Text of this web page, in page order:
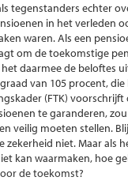
tegenstanders echter
in het verleden
waren. Als een
om de toekomstige
daarmee de beloftes
van 105 procent,
(FTK) voorschrijft
te garanderen,
veilig moeten stellen.
zekerheid niet. Maar als
kan waarmaken, hoe
de toekomst?